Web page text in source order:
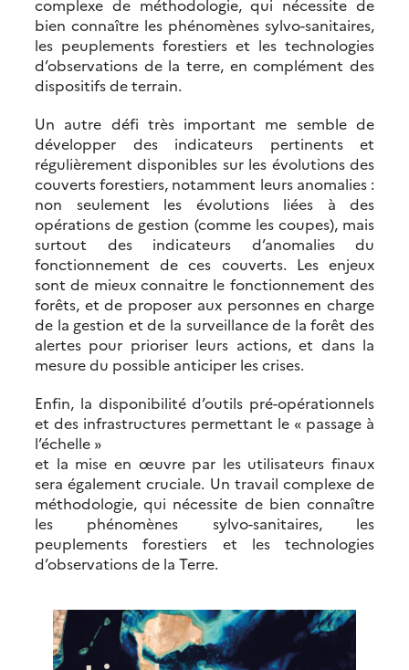
complexe de méthodologie, qui nécessite de
bien connaître les phénomènes sylvo-sanitaires,
les peuplements forestiers et les technologies
d’observations de la terre, en complément des
dispositifs de terrain.
Un autre défi très important me semble de
développer des indicateurs pertinents et
régulièrement disponibles sur les évolutions des
couverts forestiers, notamment leurs anomalies :
non seulement les évolutions liées à des
opérations de gestion (comme les coupes), mais
surtout des indicateurs d’anomalies du
fonctionnement de ces couverts. Les enjeux
sont de mieux connaitre le fonctionnement des
forêts, et de proposer aux personnes en charge
de la gestion et de la surveillance de la forêt des
alertes pour prioriser leurs actions, et dans la
mesure du possible anticiper les crises.
Enfin, la disponibilité d’outils pré-opérationnels
et des infrastructures permettant le « passage à
l’échelle »
et la mise en œuvre par les utilisateurs finaux
sera également cruciale. Un travail complexe de
méthodologie, qui nécessite de bien connaître
les phénomènes sylvo-sanitaires, les
peuplements forestiers et les technologies
d’observations de la Terre.